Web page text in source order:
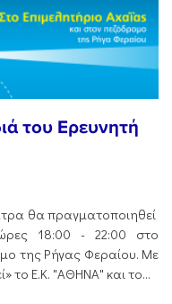
του Ερευνητή
θα πραγματοποιηθεί
18:00 - 22:00 στο
της Ρήγας Φεραίου. Με
το Ε.Κ. "ΑΘΗΝΑ" και το...